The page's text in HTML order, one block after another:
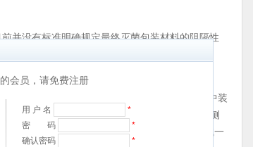
没有标准明确规定最终灭菌包装材料的阻隔性
照GB 1037-88中的试验条件A进行试验。
气透过率测试系统自带的透湿杯中，透湿杯中装
中通入10%湿度的压缩空气，这样就在试样两侧
样向试验腔中渗透，透湿杯重量减少，通过测试一
员，请免费注册
用 户 名
*
密 码
*
确认密码
*